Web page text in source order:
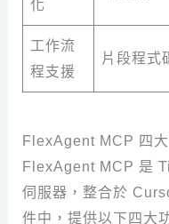
化
工作流
程支援
片段程式
FlexAgent MCP 四
FlexAgent MCP 是
伺服器，整合於
件中，提供以下四大